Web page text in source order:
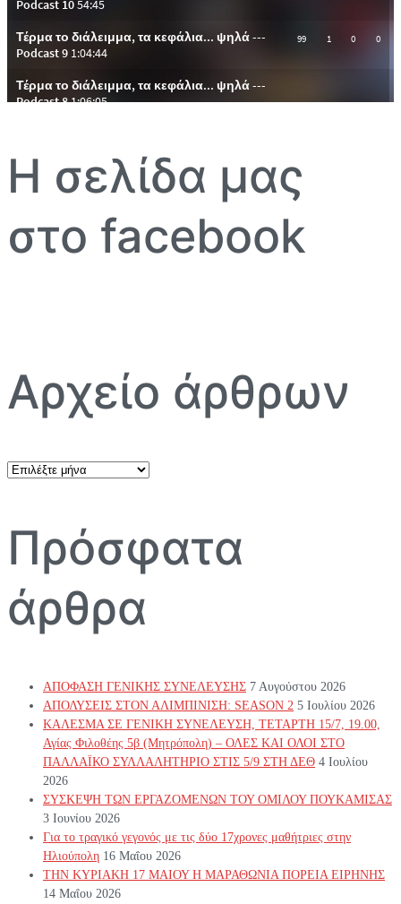
Η σελίδα μας
στο facebook
Αρχείο άρθρων
Αρχείο
Πρόσφατα
άρθρα
ΑΠΟΦΑΣΗ ΓΕΝΙΚΗΣ ΣΥΝΕΛΕΥΣΗΣ 7 Αυγούστου 2026
ΑΠΟΛΥΣΕΙΣ ΣΤΟΝ ΑΛΙΜΠΙΝΙΣΗ: SEASON 2 5 Ιουλίου 2026
ΚΑΛΕΣΜΑ ΣΕ ΓΕΝΙΚΗ ΣΥΝΕΛΕΥΣΗ, ΤΕΤΑΡΤΗ 15/7, 19.00,
Αγίας Φιλοθέης 5β (Μητρόπολη) – ΟΛΕΣ ΚΑΙ ΟΛΟΙ ΣΤΟ
ΠΑΛΛΑΪΚΟ ΣΥΛΛΑΛΗΤΗΡΙΟ ΣΤΙΣ 5/9 ΣΤΗ ΔΕΘ 4 Ιουλίου
2026
ΣΥΣΚΕΨΗ ΤΩΝ ΕΡΓΑΖΟΜΕΝΩΝ ΤΟΥ ΟΜΙΛΟΥ ΠΟΥΚΑΜΙΣΑΣ
3 Ιουνίου 2026
Για το τραγικό γεγονός με τις δύο 17χρονες μαθήτριες στην
Ηλιούπολη 16 Μαΐου 2026
ΤΗΝ ΚΥΡΙΑΚΗ 17 ΜΑΙΟΥ Η ΜΑΡΑΘΩΝΙΑ ΠΟΡΕΙΑ ΕΙΡΗΝΗΣ
14 Μαΐου 2026